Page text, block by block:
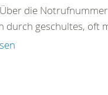
die
durch geschultes, oft